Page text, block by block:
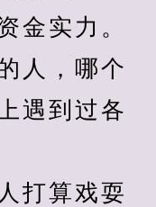
金实力。
人，哪个
遇到过各
算戏耍